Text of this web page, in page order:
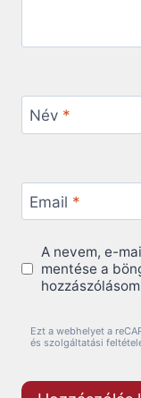
Név *
Email *
A nevem, e-
mentése a
Ezt a webhelyet a
és szolgáltatási